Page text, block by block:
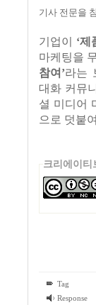
기사 전문을
기업이 ‘제
마케팅을
참여 ’라는
대화 커뮤
셜 미디어
으로 덧붙
크리에이티
Tag
Response